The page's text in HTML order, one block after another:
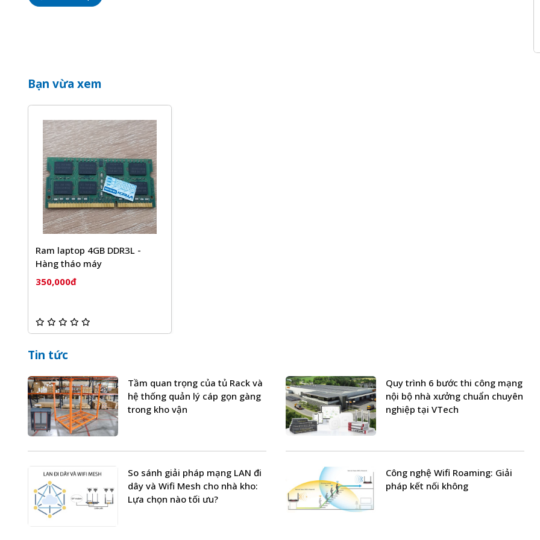
Bạn vừa xem
Ram laptop 4GB DDR3L -
Hàng tháo máy
350,000đ
Tin tức
Tầm quan trọng của tủ Rack và
hệ thống quản lý cáp gọn gàng
trong kho vận
Quy trình 6 bước thi công mạng
nội bộ nhà xưởng chuẩn chuyên
nghiệp tại VTech
So sánh giải pháp mạng LAN đi
dây và Wifi Mesh cho nhà kho:
Lựa chọn nào tối ưu?
Công nghệ Wifi Roaming: Giải
pháp kết nối không